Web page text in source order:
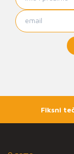
Fiksni